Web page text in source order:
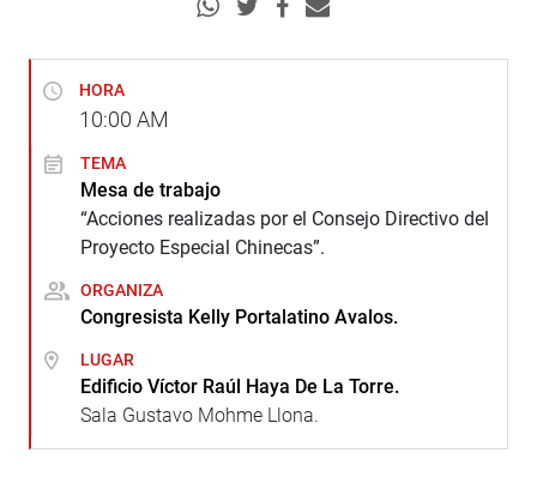
HORA
10:00 AM
TEMA
Mesa de trabajo
“Acciones realizadas por el Consejo Directivo del
Proyecto Especial Chinecas”.
ORGANIZA
Congresista Kelly Portalatino Avalos.
LUGAR
Edificio Víctor Raúl Haya De La Torre.
Sala Gustavo Mohme Llona.